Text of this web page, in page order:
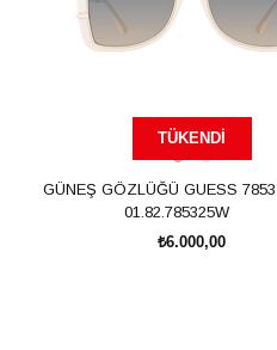
TÜKENDI
GÜNEŞ GÖZLÜĞÜ GUESS
01.82.785325W
₺6.000,00